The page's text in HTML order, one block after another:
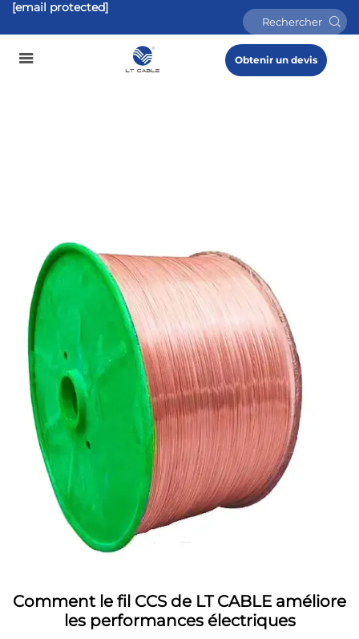
[email protected]
Obtenir un devis
Comment le fil CCS de LT CABLE améliore
les performances électriques